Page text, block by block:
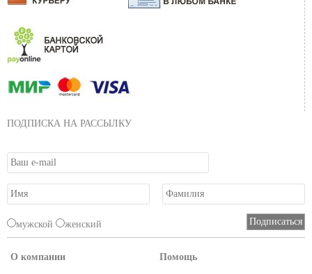
ПОДПИСКА НА РАССЫЛКУ
мужской женский
О компании Помощь